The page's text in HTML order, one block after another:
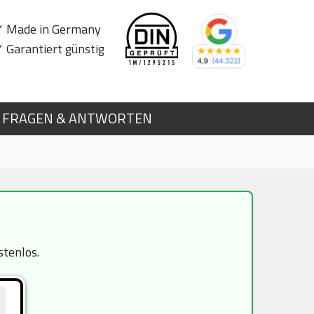
Made in Germany
Garantiert günstig
FRAGEN & ANTWORTEN